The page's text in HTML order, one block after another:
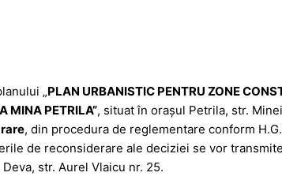
„PLAN URBANISTIC PENTRU ZONE
MINA PETRILA”, situat în orașul Petrila, str.
, din procedura de reglementare conform
de reconsiderare ale deciziei se vor
str. Aurel Vlaicu nr. 25.